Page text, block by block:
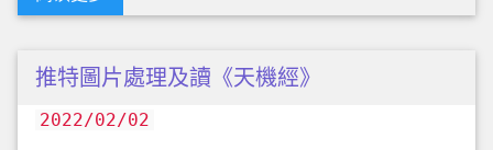
推特圖片處理及讀《天機經》
2022/02/02